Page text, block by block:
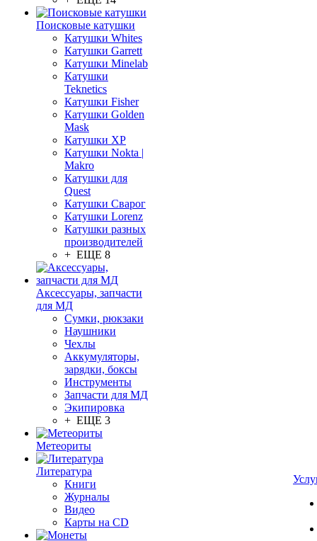
Поисковые катушки
Катушки Whites
Катушки Garrett
Катушки Minelab
Катушки
Teknetics
Катушки Fisher
Катушки Golden
Mask
Катушки XP
Катушки Nokta |
Makro
Катушки для
Quest
Катушки Сварог
Катушки Lorenz
Катушки разных
производителей
+ ЕЩЕ 8
Аксессуары, запчасти
для МД
Сумки, рюкзаки
Наушники
Чехлы
Аккумуляторы,
зарядки, боксы
Инструменты
Запчасти для МД
Экипировка
+ ЕЩЕ 3
Метеориты
Литература
Книги
Журналы
Видео
Карты на CD